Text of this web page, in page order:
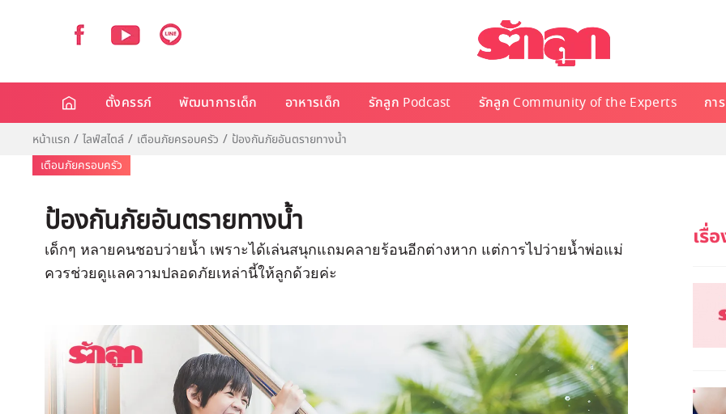
ตั้งครรภ์ พัฒนาการเด็ก อาหารเด็ก รักลูก Podcast รักลูก Community of the Experts กา
หน้าแรก ไลฟ์สไตล์ เตือนภัยครอบครัว
ป้องกันภัยอันตรายทางน้ำ
เตือนภัยครอบครัว
ป้องกันภัยอันตรายทางน้ำ
เด็กๆ หลายคนชอบว่ายน้ำ เพราะได้เล่นสนุกแถมคลายร้อนอีกต่างหาก แต่การไปว่ายน้ำพ่อแม่
ควรช่วยดูแลความปลอดภัยเหล่านี้ให้ลูกด้วยค่ะ